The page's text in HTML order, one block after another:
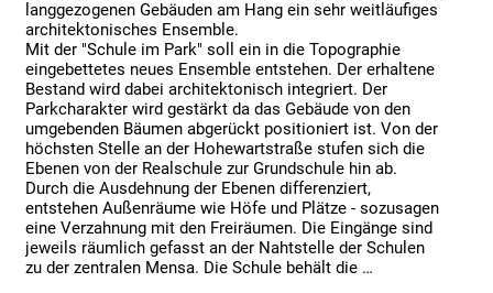
langgezogenen Gebäuden am Hang ein sehr weitläufiges
architektonisches Ensemble.
Mit der "Schule im Park" soll ein in die Topographie
eingebettetes neues Ensemble entstehen. Der erhaltene
Bestand wird dabei architektonisch integriert. Der
Parkcharakter wird gestärkt da das Gebäude von den
umgebenden Bäumen abgerückt positioniert ist. Von der
höchsten Stelle an der Hohewartstraße stufen sich die
Ebenen von der Realschule zur Grundschule hin ab.
Durch die Ausdehnung der Ebenen differenziert,
entstehen Außenräume wie Höfe und Plätze - sozusagen
eine Verzahnung mit den Freiräumen. Die Eingänge sind
jeweils räumlich gefasst an der Nahtstelle der Schulen
zu der zentralen Mensa. Die Schule behält die